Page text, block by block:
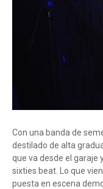
Con una banda de
destilado de alta
que va desde el garaje
sixties beat. Lo que
puesta en escena